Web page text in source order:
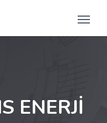
ENERJİ